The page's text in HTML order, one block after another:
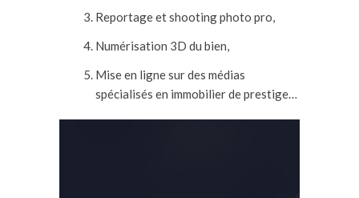
Reportage et shooting photo pro,
Numérisation 3D du bien,
Mise en ligne sur des médias
spécialisés en immobilier de prestige…